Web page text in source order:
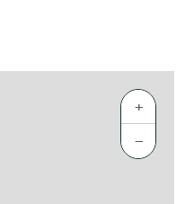
+
−